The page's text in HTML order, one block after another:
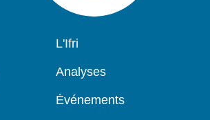
Navigation
L'Ifri
Analyses
Événements